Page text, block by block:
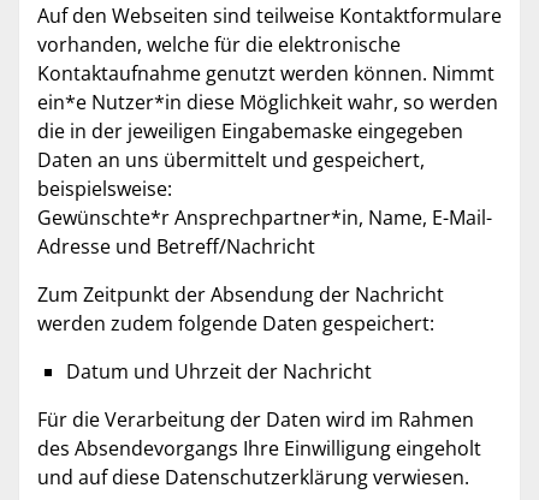
Auf den Webseiten sind teilweise Kontaktformulare
vorhanden, welche für die elektronische
Kontaktaufnahme genutzt werden können. Nimmt
ein*e Nutzer*in diese Möglichkeit wahr, so werden
die in der jeweiligen Eingabemaske eingegeben
Daten an uns übermittelt und gespeichert,
beispielsweise:
Gewünschte*r Ansprechpartner*in, Name, E-Mail-
Adresse und Betreff/Nachricht
Zum Zeitpunkt der Absendung der Nachricht
werden zudem folgende Daten gespeichert:
Datum und Uhrzeit der Nachricht
Für die Verarbeitung der Daten wird im Rahmen
des Absendevorgangs Ihre Einwilligung eingeholt
und auf diese Datenschutzerklärung verwiesen.